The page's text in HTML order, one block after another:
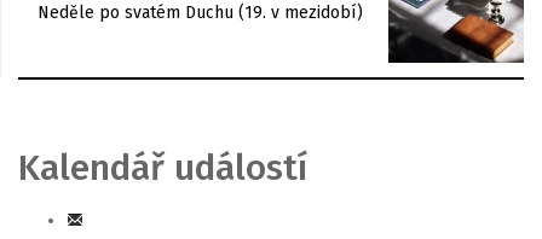
Neděle po svatém Duchu (19. v mezidobí)
Kalendář událostí